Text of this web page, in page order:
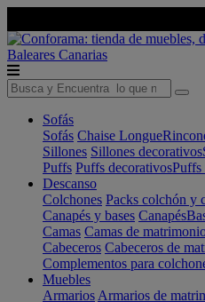
Baleares Canarias
Sofás
Sofás Chaise Longue
Sillones Sillones decorativos
Puffs Puffs decorativosPuffs
Descanso
Colchones Packs colchón y
Canapés y bases Canapés
Camas Camas de
Cabeceros Cabeceros de
Complementos para
Muebles
Armarios Armarios de